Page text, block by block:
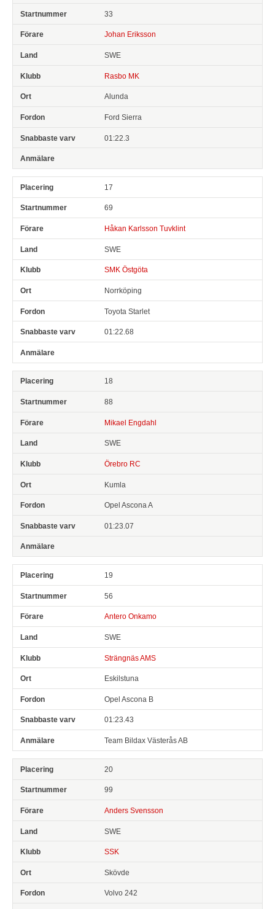
33
Johan Eriksson
SWE
Rasbo MK
Alunda
Ford Sierra
01:22.3
17
69
Håkan Karlsson Tuvklint
SWE
SMK Östgöta
Norrköping
Toyota Starlet
01:22.68
18
88
Mikael Engdahl
SWE
Örebro RC
Kumla
Opel Ascona A
01:23.07
19
56
Antero Onkamo
SWE
Strängnäs AMS
Eskilstuna
Opel Ascona B
01:23.43
Team Bildax Västerås AB
20
99
Anders Svensson
SWE
SSK
Skövde
Volvo 242